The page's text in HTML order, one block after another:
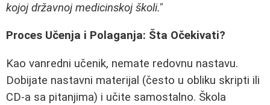
kojoj državnoj medicinskoj školi."
Proces Učenja i Polaganja: Šta Očekivati?
Kao vanredni učenik, nemate redovnu nastavu.
Dobijate nastavni materijal (često u obliku skripti ili
CD-a sa pitanjima) i učite samostalno. Škola